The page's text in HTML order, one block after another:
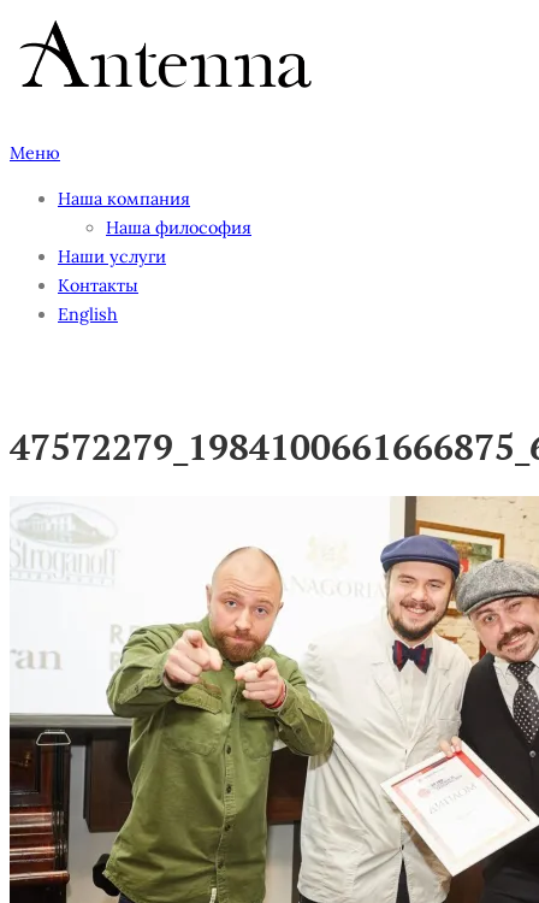
Перейти
содержимому
Меню
Наша компания
Наша философия
Наши услуги
Контакты
English